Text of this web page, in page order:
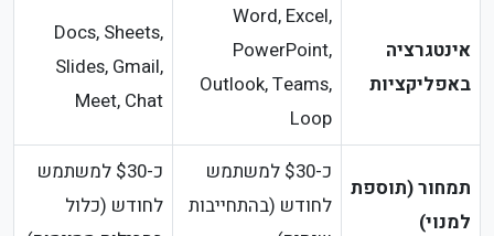
אינטגרציה
באפליקציות
Word, Excel,
PowerPoint,
Outlook, Teams,
Loop
Docs, Sheets,
Slides, Gmail,
Meet, Chat
תמחור (תוספת
למנוי)
כ-$30 למשתמש
לחודש (בהתחייבות
כ-$30 למשתמש
לחודש (כלול